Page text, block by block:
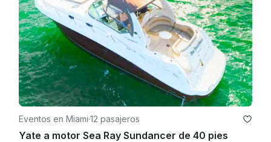
Eventos en Miami·12 pasajeros
Yate a motor Sea Ray Sundancer de 40 pies